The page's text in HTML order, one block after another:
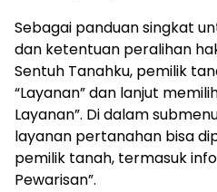
Sebagai panduan singkat
dan ketentuan peralihan
Sentuh Tanahku, pemilik
“Layanan” dan lanjut
Layanan”. Di dalam
layanan pertanahan bisa
pemilik tanah, termasuk
Pewarisan”.